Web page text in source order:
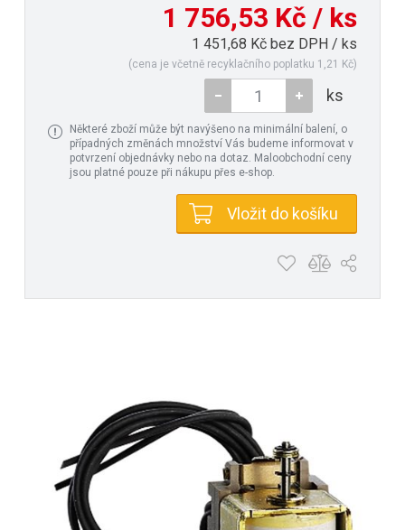
1 756,53 Kč / ks
1 451,68 Kč bez DPH / ks
(cena je včetně recyklačního poplatku 1,21 Kč)
ks
Některé zboží může být navýšeno na minimální balení, o
případných změnách množství Vás budeme informovat v
potvrzení objednávky nebo na dotaz. Maloobchodní ceny
jsou platné pouze při nákupu přes e-shop.
Vložit do košíku